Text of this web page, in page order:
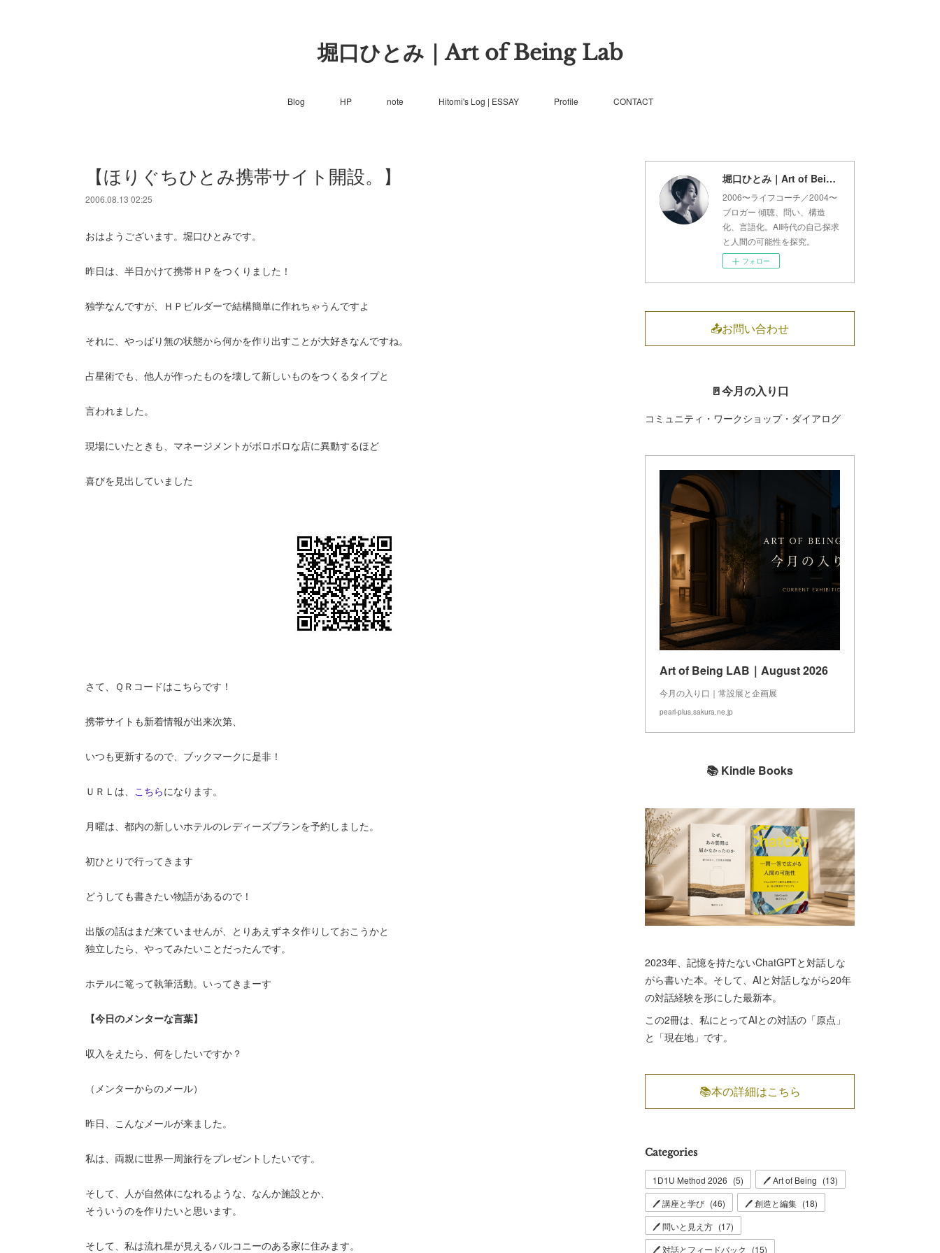
堀口ひとみ｜Art of Being Lab
Blog HP note Hitomi's Log | ESSAY Profile CONTACT
【ほりぐちひとみ携帯サイト開設。】
2006.08.13 02:25
おはようございます。堀口ひとみです。
昨日は、半日かけて携帯ＨＰをつくりました！
独学なんですが、ＨＰビルダーで結構簡単に作れちゃうんですよ
それに、やっぱり無の状態から何かを作り出すことが大好きなんですね。
占星術でも、他人が作ったものを壊して新しいものをつくるタイプと
言われました。
現場にいたときも、マネージメントがボロボロな店に異動するほど
喜びを見出していました
さて、ＱＲコードはこちらです！
携帯サイトも新着情報が出来次第、
いつも更新するので、ブックマークに是非！
ＵＲＬは、 こちらになります。
月曜は、都内の新しいホテルのレディーズプランを予約しました。
初ひとりで行ってきます
どうしても書きたい物語があるので！
出版の話はまだ来ていませんが、とりあえずネタ作りしておこうかと
独立したら、やってみたいことだったんです。
ホテルに篭って執筆活動。いってきまーす
【今日のメンターな言葉】
収入をえたら、何をしたいですか？
（メンターからのメール）
昨日、こんなメールが来ました。
私は、両親に世界一周旅行をプレゼントしたいです。
そして、人が自然体になれるような、なんか施設とか、
そういうのを作りたいと思います。
そして、私は流れ星が見えるバルコニーのある家に住みます。
堀口ひとみ｜Art of Being Lab
2006〜ライフコーチ／2004〜
ブロガー 傾聴、問い、構造
化、言語化。AI時代の自己探求
と人間の可能性を探究。
フォロー
📤お問い合わせ
🚪今月の入り口
コミュニティ・ワークショップ・ダイアログ
Art of Being LAB｜August 2026
今月の入り口｜常設展と企画展
pearl-plus.sakura.ne.jp
📚 Kindle Books
2023年、記憶を持たないChatGPTと対話しな
がら書いた本。そして、AIと対話しながら20年
の対話経験を形にした最新本。
この2冊は、私にとってAIとの対話の「原点」
と「現在地」です。
📚本の詳細はこちら
Categories
1D1U Method 2026 (5) 🖊 Art of Being (13)
🖊 講座と学び (46) 🖊 創造と編集 (18)
🖊 問いと見え方 (17)
🖊 対話とフィードバック
(15)